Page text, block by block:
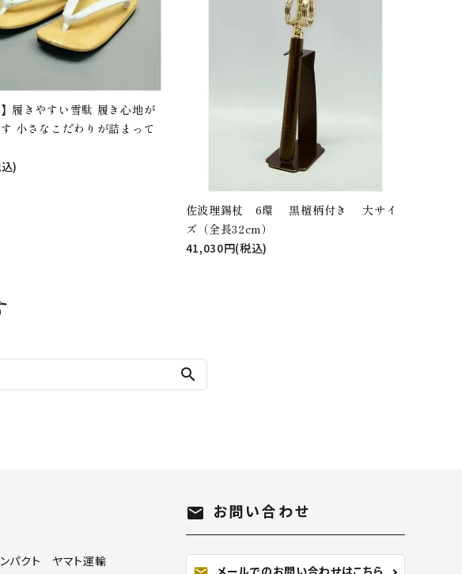
】履きやすい雪駄 履き心地が
小さなこだわりが詰まって
)
佐波理錫杖 6環 黒檀柄付き 大サイ
ズ（全長32cm）
41,030円(税込)
search
パクト ヤマト運輸
mail お問い合わせ